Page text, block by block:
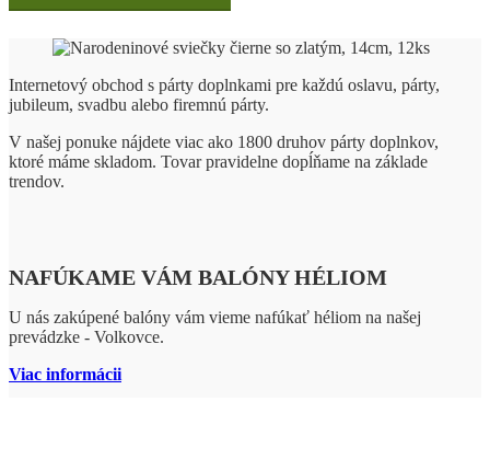
Internetový obchod s párty doplnkami pre každú oslavu, párty,
jubileum, svadbu alebo firemnú párty.
V našej ponuke nájdete viac ako 1800 druhov párty doplnkov,
ktoré máme skladom. Tovar pravidelne dopĺňame na základe
trendov.
NAFÚKAME VÁM BALÓNY HÉLIOM
U nás zakúpené balóny vám vieme nafúkať héliom na našej
prevádzke - Volkovce.
Viac informácii